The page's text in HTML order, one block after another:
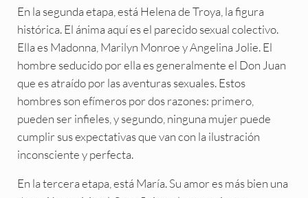
En la segunda etapa, está Helena de Troya, la figura
histórica. El ánima aquí es el parecido sexual colectivo.
Ella es Madonna, Marilyn Monroe y Angelina Jolie. El
hombre seducido por ella es generalmente el Don Juan
que es atraído por las aventuras sexuales. Estos
hombres son efímeros por dos razones: primero,
pueden ser infieles, y segundo, ninguna mujer puede
cumplir sus expectativas que van con la ilustración
inconsciente y perfecta.
En la tercera etapa, está María. Su amor es más bien una